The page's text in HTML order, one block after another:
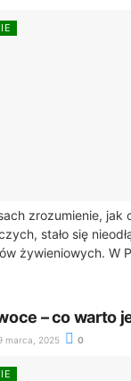
zrozumienie,
stało się
żywieniowych. W
– co warto
marca, 2025 0